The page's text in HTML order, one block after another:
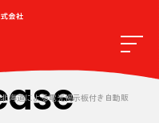
海道による電光掲示板付き自動販